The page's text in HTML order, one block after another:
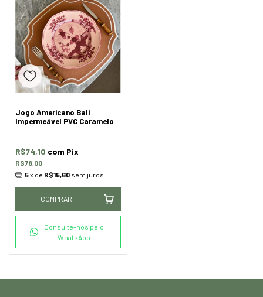
Jogo Americano Bali
Impermeável PVC Caramelo
R$78,00
R$74,10 com Pix
5x de R$15,60 sem juros
COMPRAR
Consulte-nos pelo
WhatsApp